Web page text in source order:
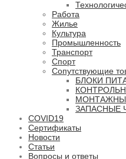
Работа
Жилье
Культура
Промышленность
Транспорт
Спорт
Сопутствующие
БЛОКИ
ЗАПАСНЫЕ
COVID19
Сертификаты
Новости
Статьи
Вопросы и ответы